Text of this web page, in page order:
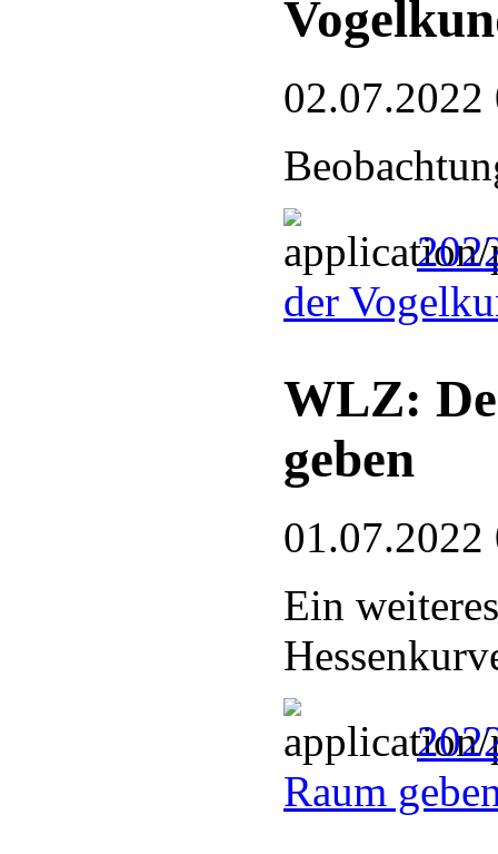
02.07.2022
der
WLZ:
geben
01.07.2022
Ein
Raum